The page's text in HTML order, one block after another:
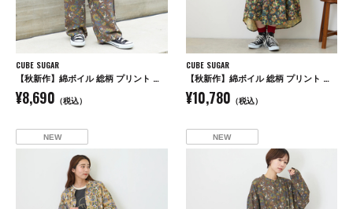
CUBE SUGAR
【秋新作】綿ボイル 総柄 プリント イージーパンツ
¥8,690 （税込）
CUBE SUGAR
【秋新作】綿ボイル 総柄 プリント ドロスト シャツワンピース
¥10,780 （税込）
NEW NEW